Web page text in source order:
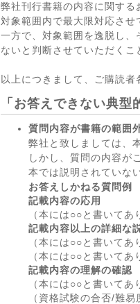
弊社刊行書籍の内容に関す
対象範囲内で最大限対応させ
一方で、対象範囲を逸脱し
ないと判断させていただくこ
以上につきまして、ご購読者
「お答えできない典
質問内容が書籍の範囲
弊社と致しましては、
しかし、質問の内容が
本では説明されていな
お答えしかねる質問例
記載内容の応用
（本には○○と書いて
記載内容以上の詳細な
（本には○○と書いてあ
（本には○○と書いて
記載内容の理解の確認
（本には○○と書いて
（資格試験の合否/難